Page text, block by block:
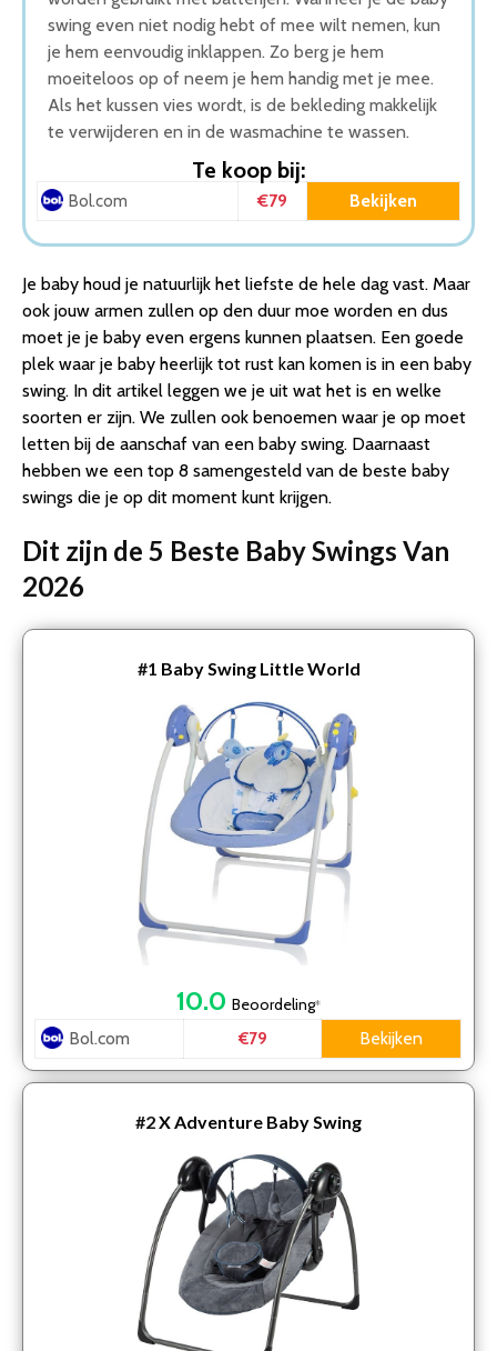
swing even niet nodig hebt of mee wilt nemen, kun
je hem eenvoudig inklappen. Zo berg je hem
moeiteloos op of neem je hem handig met je mee.
Als het kussen vies wordt, is de bekleding makkelijk
te verwijderen en in de wasmachine te wassen.
Te koop bij:
Bol.com €79 Bekijken
Je baby houd je natuurlijk het liefste de hele dag vast. Maar
ook jouw armen zullen op den duur moe worden en dus
moet je je baby even ergens kunnen plaatsen. Een goede
plek waar je baby heerlijk tot rust kan komen is in een baby
swing. In dit artikel leggen we je uit wat het is en welke
soorten er zijn. We zullen ook benoemen waar je op moet
letten bij de aanschaf van een baby swing. Daarnaast
hebben we een top 8 samengesteld van de beste baby
swings die je op dit moment kunt krijgen.
Dit zijn de 5 Beste Baby Swings Van
2026
#1 Baby Swing Little World
10.0 Beoordeling*
Bol.com €79 Bekijken
#2X Adventure Baby Swing